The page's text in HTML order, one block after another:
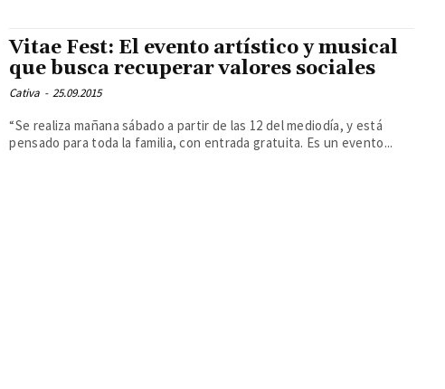
Vitae Fest: El evento artístico y musical
que busca recuperar valores sociales
Cativa - 25.09.2015
“Se realiza mañana sábado a partir de las 12 del mediodía, y está
pensado para toda la familia, con entrada gratuita. Es un evento...